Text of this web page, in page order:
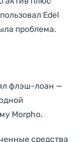
Edel
проблема.
флэш-лоан —
Morpho.
средства